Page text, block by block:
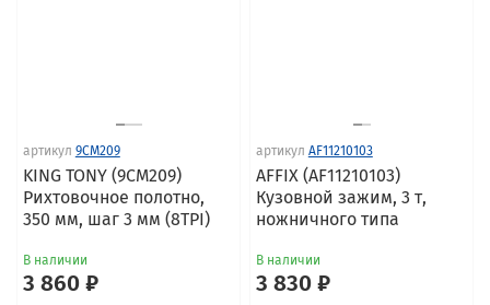
артикул 9CM209
KING TONY (9CM209)
Рихтовочное полотно,
350 мм, шаг 3 мм (8TPI)
В наличии
3 860 ₽
артикул AF11210103
AFFIX (AF11210103)
Кузовной зажим, 3 т,
ножничного типа
В наличии
3 830 ₽